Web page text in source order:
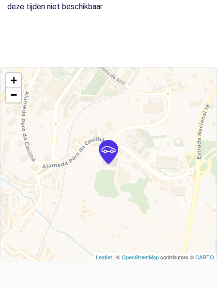
deze tijden niet beschikbaar.
+
−
Leaflet | ©OpenStreetMapcontributors ©CARTO